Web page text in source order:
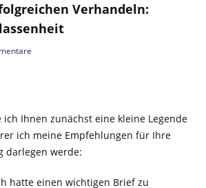
Verhandeln:
ich Ihnen zunächst eine kleine Legende
ich meine Empfehlungen für Ihre
darlegen werde:
hatte einen wichtigen Brief zu